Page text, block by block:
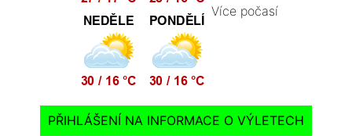
Více počasí
PŘIHLÁŠENÍ NA INFORMACE O VÝLETECH